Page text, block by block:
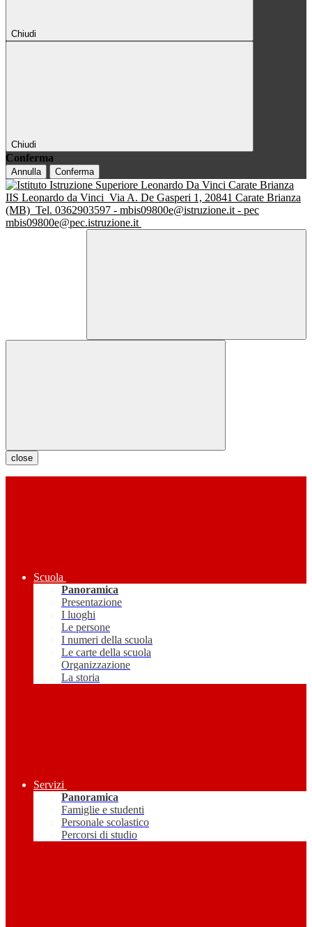
Chiudi
Chiudi
Conferma
Annulla Conferma
IIS Leonardo da Vinci Via A. De Gasperi 1, 20841 Carate Brianza
(MB) Tel. 0362903597 - mbis09800e@istruzione.it - pec
mbis09800e@pec.istruzione.it
close
Scuola
Panoramica
Presentazione
I luoghi
Le persone
I numeri della scuola
Le carte della scuola
Organizzazione
La storia
Servizi
Panoramica
Famiglie e studenti
Personale scolastico
Percorsi di studio